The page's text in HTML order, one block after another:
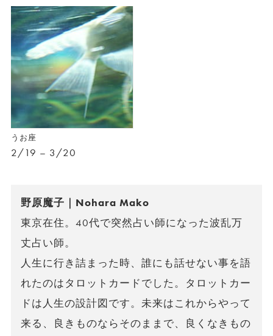
うお座
2/19 – 3/20
野原魔子｜Nohara Mako
東京在住。40代で突然占い師になった波乱万
丈占い師。
人生に行き詰まった時、誰にも話せない事を語
れたのはタロットカードでした。タロットカー
ドは人生の設計図です。未来はこれからやって
来る、良きものならそのままで、良くなきもの